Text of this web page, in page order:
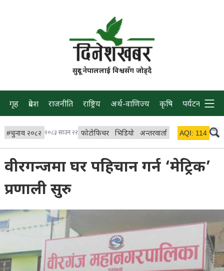
सुदूर नेपाललाई विश्वसँग जोड्दै
गृह प्रदेश राजनीति राष्ट्रिय अर्थ-वाणिज्य कृषि पर्यटन प्रवास
#चुनाव २०८२ २०८३ साउन २२ फोटोफिचर भिडियो अन्तरवार्ता विचार/ब्लग
AQI: 114
वीरगन्जमा घर पहिचान गर्न ‘मेट्रिक’
प्रणाली सुरु